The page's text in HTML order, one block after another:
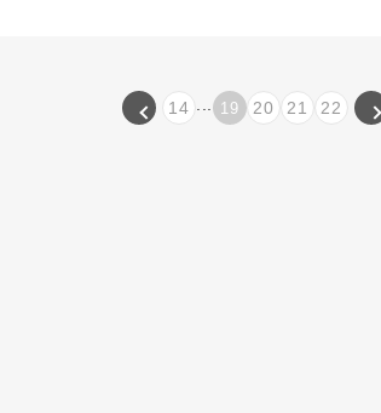
14 ... 19 20 21 22